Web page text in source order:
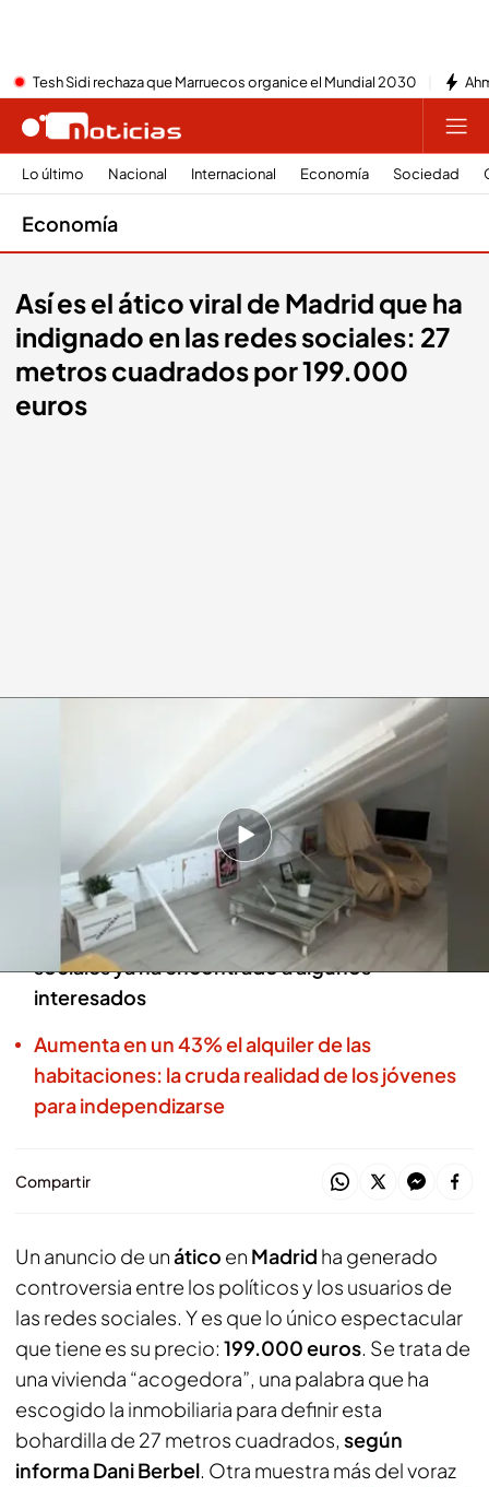
Tesh Sidi rechaza que Marruecos organice el Mundial 2030
Lo último Nacional Internacional Economía Sociedad
Economía
Así es el ático viral de Madrid que ha
indignado en las redes sociales: 27
metros cuadrados por 199.000
euros
Un mini ático de 27 metros cuadrados se vende por 199.000 euros
Redacción digital Noticias Cuatro
En la entrada se puede ver un pequeño sofá y
una pequeña mesita a modo de cómoda
El anuncio que ha indignado en las redes
sociales ya ha encontrado a algunos
interesados
Aumenta en un 43% el alquiler de las
habitaciones: la cruda realidad de los jóvenes
para independizarse
Compartir
Un anuncio de unático en Madrid ha generado
controversia entre los políticos y los usuarios de
las redes sociales. Y es que lo único espectacular
que tiene es su precio: 199.000 euros. Se trata de
una vivienda “acogedora”, una palabra que ha
escogido la inmobiliaria para definir esta
bohardilla de 27 metros cuadrados, según
informa Dani Berbel. Otra muestra más del voraz